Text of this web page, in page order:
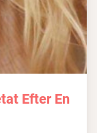
Efter En